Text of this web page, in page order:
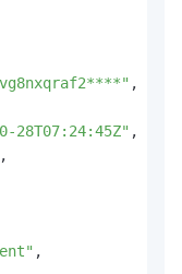
,
28T07:24:45Z" ,
,
,